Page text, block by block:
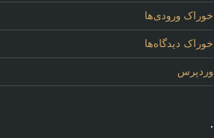
خوراک ورودی‌ها
خوراک دیدگاه‌ها
وردپرس
.